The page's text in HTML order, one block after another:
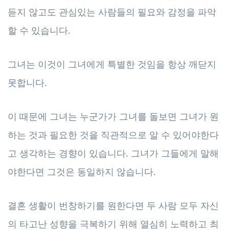
듣지 않고도 관심있는 사람들의 필요와 감정을 파악
할 수 있습니다.
그녀는 이것이 그녀에게 특별한 것임을 항상 깨닫지
못합니다.
이 때문에 그녀는 누군가가 그녀를 돌보면 그녀가 원
하는 것과 필요한 것을 직관적으로 알 수 있어야한다
고 생각하는 경향이 있습니다. 그녀가 그들에게 말해
야한다면 그것은 동일하지 않습니다.
결혼 생활이 번창하기를 원한다면 두 사람 모두 자신
의 타고난 성향을 극복하기 위해 열심히 노력하고 최